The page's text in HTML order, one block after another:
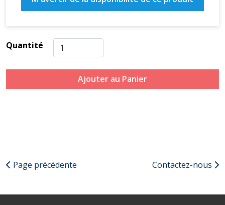
Quantité
Ajouter au Panier
Page précédente Contactez-nous